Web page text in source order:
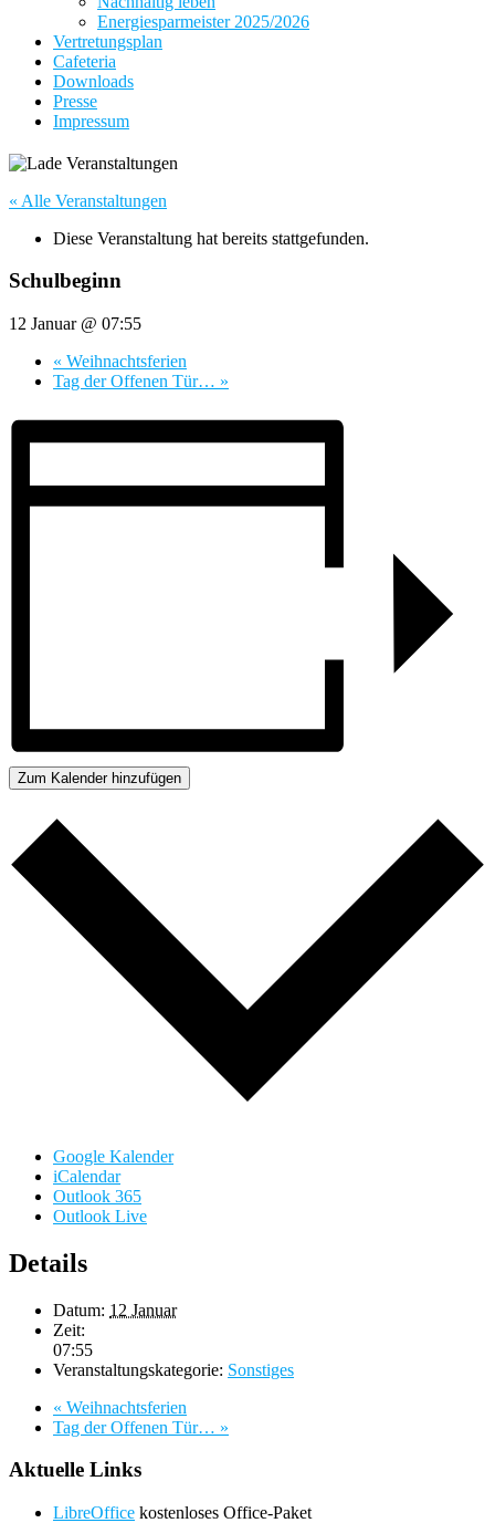
Energiesparmeister 2025/2026
Vertretungsplan
Cafeteria
Downloads
Presse
Impressum
« Alle Veranstaltungen
Diese Veranstaltung hat bereits stattgefunden.
Schulbeginn
12 Januar @ 07:55
« Weihnachtsferien
Tag der Offenen Tür… »
Zum Kalender hinzufügen
Google Kalender
iCalendar
Outlook 365
Outlook Live
Details
Datum: 12 Januar
Zeit:
07:55
Veranstaltungskategorie: Sonstiges
« Weihnachtsferien
Tag der Offenen Tür… »
Aktuelle Links
LibreOffice kostenloses Office-Paket